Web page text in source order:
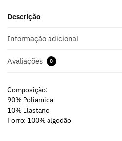
Descrição
Informação adicional
Avaliações 0
Composição:
90% Poliamida
10% Elastano
Forro: 100% algodão